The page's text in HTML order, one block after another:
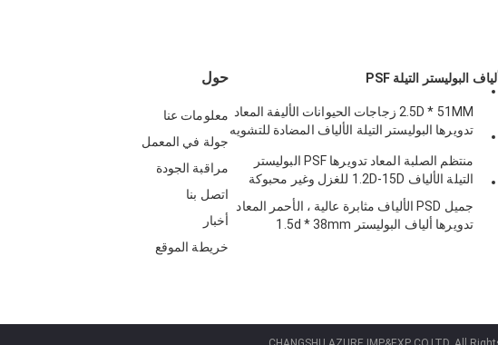
حول
معلومات عنا
جولة في المعمل
مراقبة الجودة
اتصل بنا
أخبار
خريطة الموقع
ألياف البوليستر التيلة PSF
2.5D * 51MM زجاجات الحيوانات الأليفة المعاد
تدويرها البوليستر التيلة الألياف المضادة للتشويه
منتظم الصلبة المعاد تدويرها PSF البوليستر
التيلة الألياف 1.2D-15D للغزل وغير محبوكة
جميل PSD الألياف مثابرة عالية ، الأحمر المعاد
تدويرها ألياف البوليستر 1.5d * 38mm